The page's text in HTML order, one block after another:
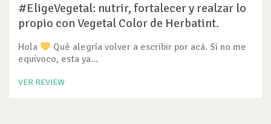
#EligeVegetal: nutrir, fortalecer y realzar lo
propio con Vegetal Color de Herbatint.
Hola
Qué alegría volver a escribir por acá. Si no me
equivoco, esta ya...
VER REVIEW